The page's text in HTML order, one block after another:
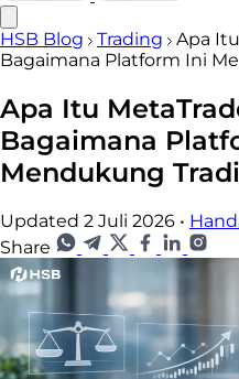
HSB Blog Trading
Apa
Bagaimana Platform Ini
Apa Itu
Bagaimana
Mendukung
Updated 2 Juli 2026 •
Share